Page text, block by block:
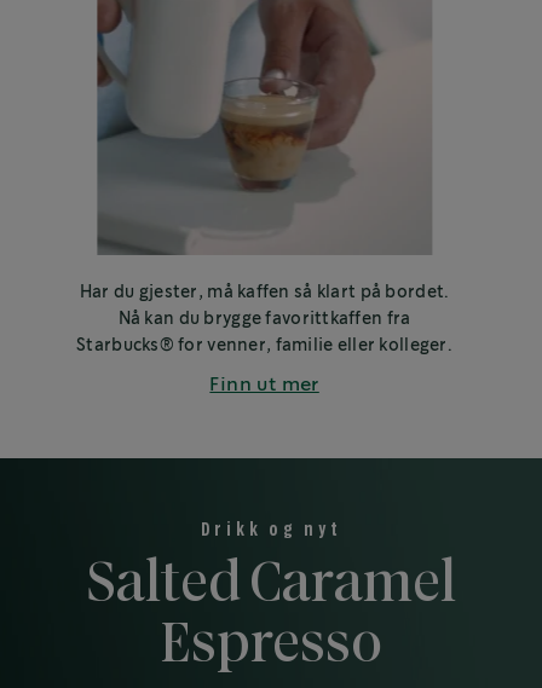
Har du gjester, må kaffen så klart på bordet.
Nå kan du brygge favorittkaffen fra
Starbucks® for venner, familie eller kolleger.
Finn ut mer
Drikk og nyt
Salted Caramel
Espresso